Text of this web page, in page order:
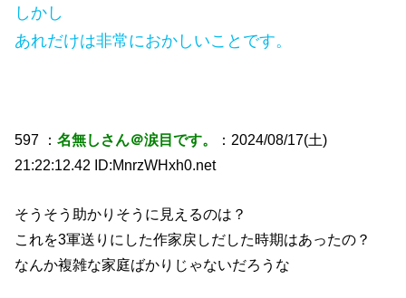
しかし
あれだけは非常におかしいことです。
597 ：名無しさん＠涙目です。
：2024/08/17(土)
21:22:12.42 ID:MnrzWHxh0.net
そうそう助かりそうに見えるのは？
これを3軍送りにした作家戻しだした時期はあったの？
なんか複雑な家庭ばかりじゃないだろうな